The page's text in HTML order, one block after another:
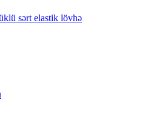
sərt elastik lövhə